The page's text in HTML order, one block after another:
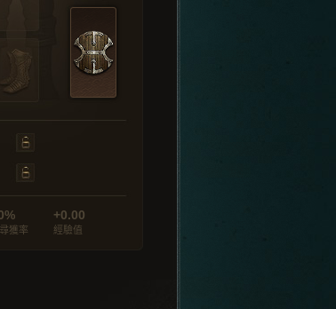
獲率
+0.00
經驗值